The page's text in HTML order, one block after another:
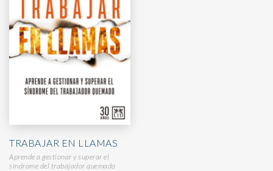
TRABAJAR EN LLAMAS
Aprende a gestionar y superar el
síndrome del trabajador quemado